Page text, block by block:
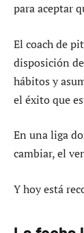
para aceptar
El coach de
disposición
hábitos y
el éxito que
En una liga
cambiar, el
Y hoy está